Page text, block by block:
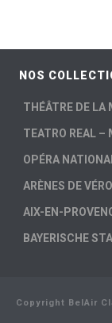
NOS
THÉÂTRE DE LA
TEATRO REAL –
OPÉRA
ARÈNES DE
AIX-EN-
BAYERISCHE
Copyright BelAir